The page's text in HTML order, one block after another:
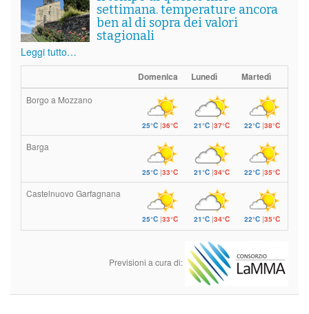
settimana. temperature ancora
ben al di sopra dei valori
stagionali
Leggi tutto…
Domenica Lunedì Martedì
Borgo a Mozzano
25°C|36°C 21°C|37°C 22°C |38°C
Barga
25°C|33°C 21°C|34°C 22°C |35°C
Castelnuovo Garfagnana
25°C|33°C 21°C|34°C 22°C |35°C
Previsioni a cura di: